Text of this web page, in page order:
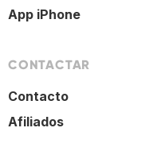
App iPhone
CONTACTAR
Contacto
Afiliados